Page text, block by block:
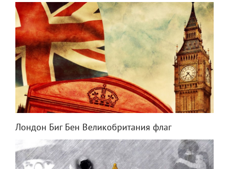
Лондон Биг Бен Великобритания флаг